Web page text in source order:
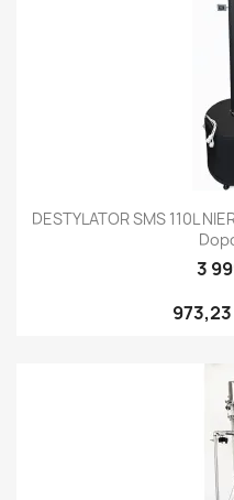
DESTYLATOR SMS 110L
3